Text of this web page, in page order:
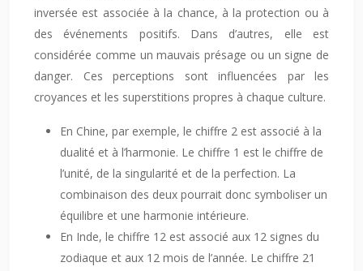
inversée est associée à la chance, à la protection ou à
des événements positifs. Dans d’autres, elle est
considérée comme un mauvais présage ou un signe de
danger. Ces perceptions sont influencées par les
croyances et les superstitions propres à chaque culture.
En Chine, par exemple, le chiffre 2 est associé à la
dualité et à l’harmonie. Le chiffre 1 est le chiffre de
l’unité, de la singularité et de la perfection. La
combinaison des deux pourrait donc symboliser un
équilibre et une harmonie intérieure.
En Inde, le chiffre 12 est associé aux 12 signes du
zodiaque et aux 12 mois de l’année. Le chiffre 21